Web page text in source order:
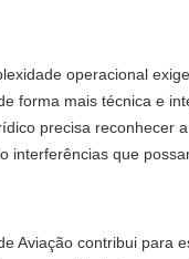
operacional
forma mais técnica e
precisa reconhecer
interferências que
Aviação contribui para